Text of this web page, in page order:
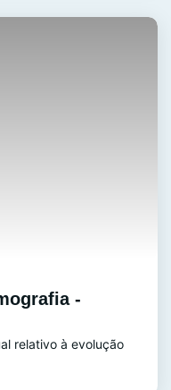
-
relativo à evolução